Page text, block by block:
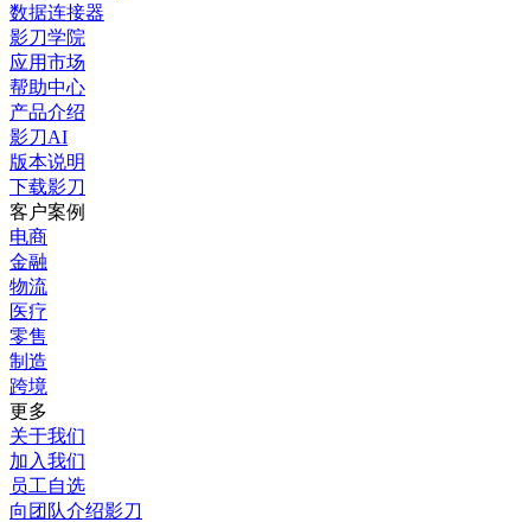
数据连接器
影刀学院
应用市场
帮助中心
产品介绍
影刀AI
版本说明
下载影刀
客户案例
电商
金融
物流
医疗
零售
制造
跨境
更多
关于我们
加入我们
员工自选
向团队介绍影刀